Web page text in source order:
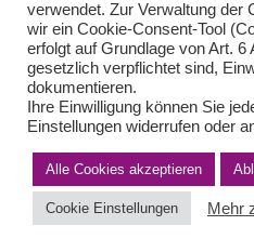
Impressum Haftungsausschluss
© von Herder Management
verwendet. Zur Verwaltung der
wir ein Cookie-Consent-Tool
erfolgt auf Grundlage von Art.
gesetzlich verpflichtet sind,
dokumentieren.
Ihre Einwilligung können Sie
Einstellungen widerrufen oder
Alle Cookies akzeptieren
Cookie Einstellungen Mehr